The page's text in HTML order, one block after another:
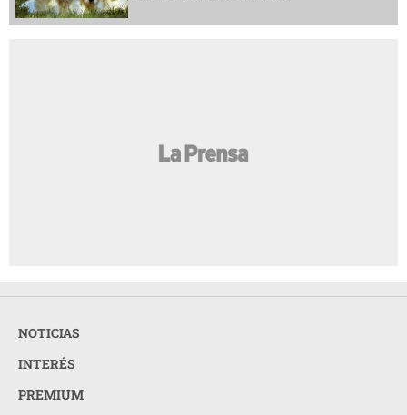
NOTICIAS
INTERÉS
PREMIUM